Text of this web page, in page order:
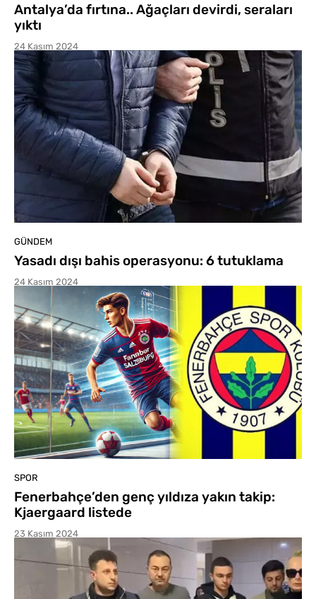
Antalya’da fırtına.. Ağaçları devirdi, seraları
yıktı
24 Kasım 2024
GÜNDEM
Yasadı dışı bahis operasyonu: 6 tutuklama
24 Kasım 2024
SPOR
Fenerbahçe’den genç yıldıza yakın takip:
Kjaergaard listede
23 Kasım 2024